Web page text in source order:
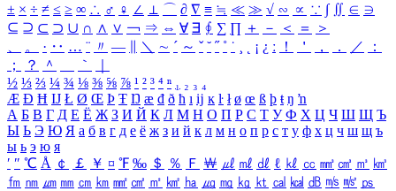
± × ÷ ≠ ≤ ≥ ∞ ∴ ♂ ♀ ∠ ⊥ ⌒ ∂ ∇ ≡ ≒ ≪ ≫ √ ∽ ∝ ∵ ∫ ∬ ∈ ∋
⊆ ⊇ ⊂ ⊃ ∪ ∩ ∧ ∨ ￢ ⇒ ⇔ ∀ ∃ ∮ ∑ ∏ ＋ － ＜ ＝
＞
、
。 · ‥ … ¨ 〃 ― ＼ ∼ ´ ～ ˇ ˘ ˝ ˚ ˙ ¸ ¡ ¿ ː ！ ＇ ， ． ／
：
；
？ ＾ ｀
½ ⅓ ⅔ ¼ ¾ ⅛ ⅜ ⅝ ⅞ ¹ ² ³ ⁴ ⁿ ₁ ₂ ₃ ₄
Æ Ð Ħ Ĳ Ł Ø Œ Þ Ŧ Ŋ æ đ ð ħ ı ĳ ĸ ŀ ł ø œ ß þ ŧ ŋ ŉ
А Б В Г Д Е Ё Ж З И Й К Л М Н О П Р С Т У Ф Х Ц Ч Ш Щ Ъ
Ы Ь Э Ю Я а б в г д е ё ж з и й к л м н о п р с т у ф х ц ч ш щ ъ
ы ь э ю я
′ ″ ℃ Å ￠ ￡ ￥ ¤ ℉ ‰ ＄ ％ Ｆ ￦ ㎕ ㎖ ㎗ ℓ ㎘ ㏄ ㎣ ㎤ ㎥ ㎦
㎙ ㎚ ㎛ ㎜ ㎝ ㎞ ㎟ ㎠ ㎡ ㎢ ㏊ ㎍ ㎎ ㎏ ㏏ ㎈ ㎉ ㏈ ㎧ ㎨ ㎰